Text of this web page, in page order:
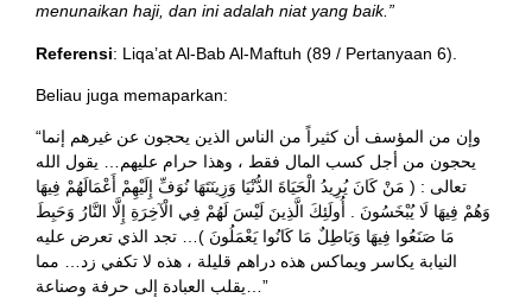
menunaikan haji, dan ini adalah niat yang baik.”
Referensi: Liqa’at Al-Bab Al-Maftuh (89 / Pertanyaan 6).
Beliau juga memaparkan:
“وإن من المؤسف أن كثيراً من الناس الذين يحجون عن غيرهم إنما
يحجون من أجل كسب المال فقط ، وهذا حرام عليهم… يقول الله
تعالى : ( مَنْ كَانَ يُرِيدُ الْحَيَاةَ الدُّنْيَا وَزِينَتَهَا نُوَفِّ إِلَيْهِمْ أَعْمَالَهُمْ فِيهَا
وَهُمْ فِيهَا لَا يُبْخَسُونَ . أُولَئِكَ الَّذِينَ لَيْسَ لَهُمْ فِي الْآخِرَةِ إِلَّا النَّارُ وَحَبِطَ
مَا صَنَعُوا فِيهَا وَبَاطِلٌ مَا كَانُوا يَعْمَلُونَ )… تجد الذي تعرض عليه
النيابة يكاسر ويماكس هذه دراهم قليلة ، هذه لا تكفي زد… مما
يقلب العبادة إلى حرفة وصناعة…”